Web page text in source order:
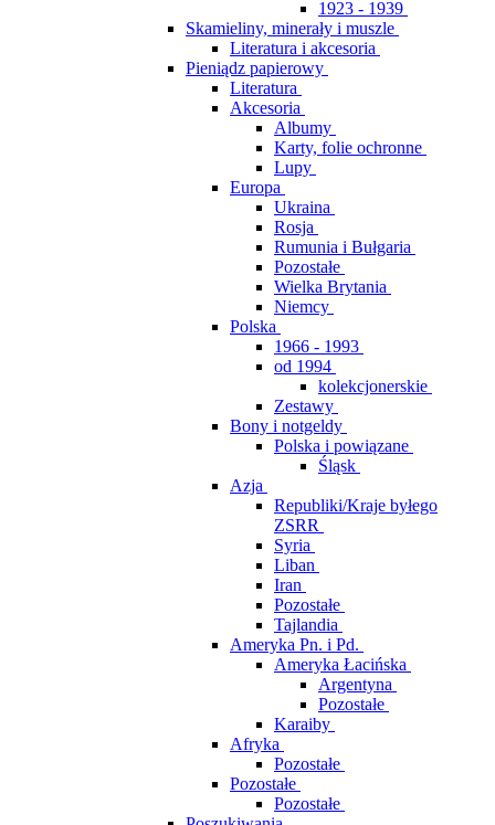
1923 - 1939
Skamieliny, minerały i muszle
Literatura i akcesoria
Pieniądz papierowy
Literatura
Akcesoria
Albumy
Karty, folie ochronne
Lupy
Europa
Ukraina
Rosja
Rumunia i Bułgaria
Pozostałe
Wielka Brytania
Niemcy
Polska
1966 - 1993
od 1994
kolekcjonerskie
Zestawy
Bony i notgeldy
Polska i powiązane
Śląsk
Azja
Republiki/Kraje byłego
ZSRR
Syria
Liban
Iran
Pozostałe
Tajlandia
Ameryka Pn. i Pd.
Ameryka Łacińska
Argentyna
Pozostałe
Karaiby
Afryka
Pozostałe
Pozostałe
Pozostałe